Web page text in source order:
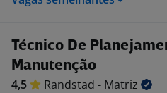
Técnico De
Manutenção
4,5 Randstad - Matriz